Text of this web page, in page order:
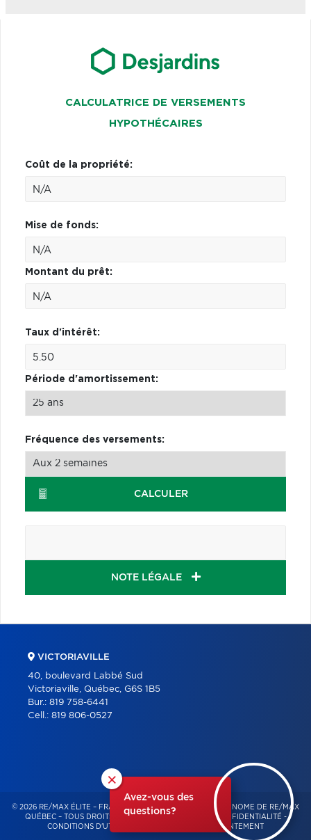
CALCULATRICE DE VERSEMENTS
HYPOTHÉCAIRES
Coût de la propriété:
Mise de fonds:
Montant du prêt:
Taux d'intérêt:
Période d'amortissement:
Fréquence des versements:
CALCULER
NOTE LÉGALE
×
Avez-vous des
questions?
VICTORIAVILLE
40, boulevard Labbé Sud
Victoriaville, Québec, G6S 1B5
Bur.: 819 758-6441
Cell.: 819 806-0527
© 2026 RE/MAX ÉLITE – FRANCHISÉ INDÉPENDANT ET AUTONOME DE RE/MAX
QUÉBEC – TOUS DROITS RÉSERVÉS -
POLITIQUE DE CONFIDENTIALITÉ -
CONDITIONS D'UTILISATION
GESTION DU CONSENTEMENT